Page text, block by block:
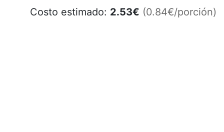
Costo estimado: 2.53€ (0.84€/porción)